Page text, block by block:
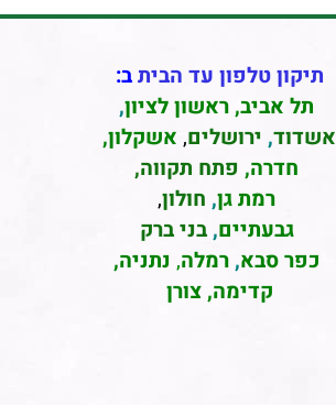
תיקון טלפון עד הביתב:
תל אביב,ראשון לציון,
אשדוד, ירושלים, אשקלון,
חדרה, פתח תקווה,
רמת גן, חולון,
גבעתיים,בני ברק
כפר סבא,רמלה, נתניה,
קדימה, צורן